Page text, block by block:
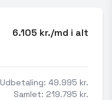
6.105 kr./md i alt
Udbetaling: 49.995 kr.
Samlet: 219.795 kr.